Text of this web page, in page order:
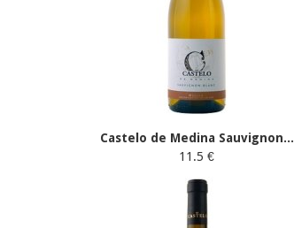
Castelo de Medina Sauvignon...
11.5 €